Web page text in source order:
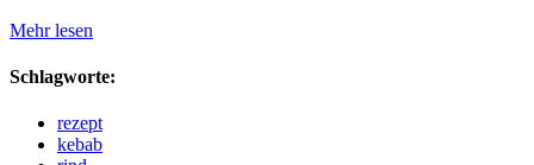
Mehr lesen
Schlagworte:
rezept
kebab